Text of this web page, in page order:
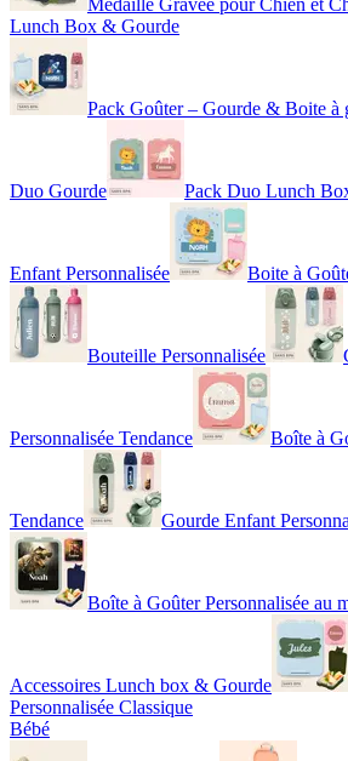
Médaille Gravée pour Chien et
Lunch Box & Gourde
Pack Goûter – Gourde & Boite à
Duo Gourde Pack Duo Lunch
Enfant Personnalisée Boite à
Bouteille Personnalisée
Personnalisée Tendance Boîte à
Tendance Gourde Enfant
Boîte à Goûter Personnalisée au
Accessoires Lunch box & Gourde
Personnalisée Classique
Bébé